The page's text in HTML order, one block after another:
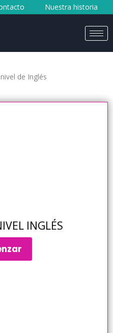
Nuestra historia
de Inglés
INGLÉS